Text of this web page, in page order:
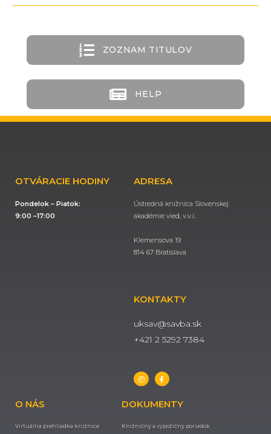
ZOZNAM TITULOV
HELP
OTVÁRACIE HODINY
Pondelok – Piatok:
9:00 –17:00
ADRESA
Ústredná knižnica Slovenskej
akadémie vied, v.v.i.
Klemensova 19
814 67 Bratislava
KONTAKTY
uksav@savba.sk
+421 2 5292 7384
O NÁS
Virtuálna prehliadka knižnice
DOKUMENTY
Knižničný a výpožičný poriadok